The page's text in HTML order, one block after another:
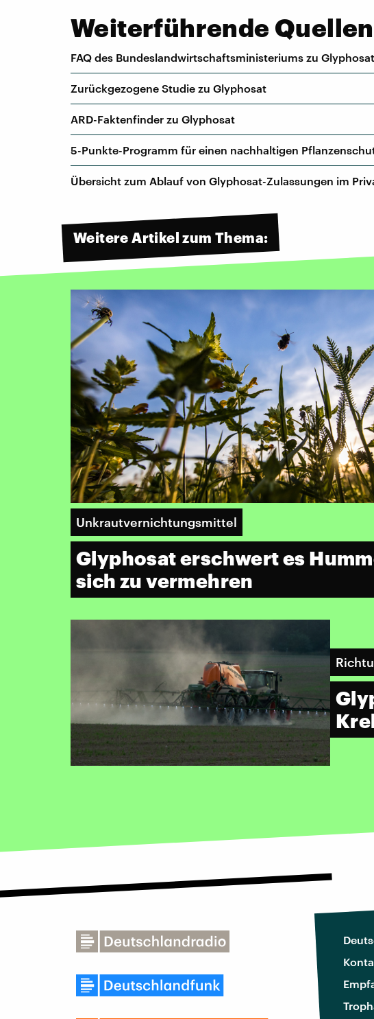
Weiterführende
FAQ des Bundeslandwirtschaftsministeriums zu Glyphosat
Zurückgezogene Studie zu Glyphosat
ARD-Faktenfinder zu Glyphosat
5-Punkte-Programm für einen nachhaltigen
Übersicht zum Ablauf von Glyphosat-Zulassungen im
Weitere Artikel zum Thema:
Unkrautvernichtungsmittel
Glyphosat erschwert es
sich zu vermehren